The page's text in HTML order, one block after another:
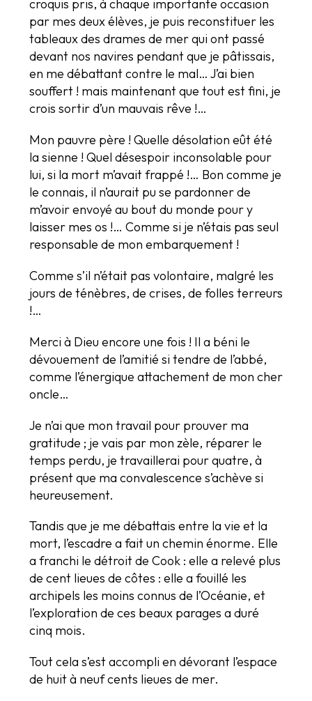
croquis pris, à chaque importante occasion
par mes deux élèves, je puis reconstituer les
tableaux des drames de mer qui ont passé
devant nos navires pendant que je pâtissais,
en me débattant contre le mal… J’ai bien
souffert ! mais maintenant que tout est fini, je
crois sortir d’un mauvais rêve !…
Mon pauvre père ! Quelle désolation eût été
la sienne ! Quel désespoir inconsolable pour
lui, si la mort m’avait frappé !… Bon comme je
le connais, il n’aurait pu se pardonner de
m’avoir envoyé au bout du monde pour y
laisser mes os !… Comme si je n’étais pas seul
responsable de mon embarquement !
Comme s’il n’était pas volontaire, malgré les
jours de ténèbres, de crises, de folles terreurs
!…
Merci à Dieu encore une fois ! Il a béni le
dévouement de l’amitié si tendre de l’abbé,
comme l’énergique attachement de mon cher
oncle…
Je n’ai que mon travail pour prouver ma
gratitude ; je vais par mon zèle, réparer le
temps perdu, je travaillerai pour quatre, à
présent que ma convalescence s’achève si
heureusement.
Tandis que je me débattais entre la vie et la
mort, l’escadre a fait un chemin énorme. Elle
a franchi le détroit de Cook : elle a relevé plus
de cent lieues de côtes : elle a fouillé les
archipels les moins connus de l’Océanie, et
l’exploration de ces beaux parages a duré
cinq mois.
Tout cela s’est accompli en dévorant l’espace
de huit à neuf cents lieues de mer.